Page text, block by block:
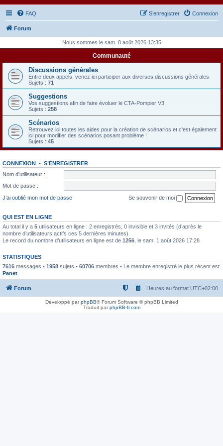
FAQ Connexion
S’enregistrer
Forum
Nous sommes le sam. 8 août 2026 13:35
Communauté
Discussions générales
Entre deux appels, venez ici participer aux diverses discussions générales
Sujets : 71
Suggestions
Vos suggestions afin de faire évoluer le CTA-Pompier V3
Sujets : 258
Scénarios
Retrouvez ici toutes les aides pour la création de scénarios et c'est également
ici pour modifier des scénarios posant problème !
Sujets : 45
CONNEXION • S’ENREGISTRER
Nom d’utilisateur :
Mot de passe :
J’ai oublié mon mot de passe
Se souvenir de moi
QUI EST EN LIGNE
Au total il y a 5 utilisateurs en ligne : 2 enregistrés, 0 invisible et 3 invités (d’après le
nombre d’utilisateurs actifs ces 5 dernières minutes)
Le record du nombre d’utilisateurs en ligne est de 1256 , le sam. 1 août 2026 17:28
STATISTIQUES
7616 messages • 1958 sujets • 60706 membres • Le membre enregistré le plus récent est
Panet
Forum Heures au format UTC+02:00
Développé parphpBB® Forum Software © phpBB Limited
Traduit parphpBB-fr.com